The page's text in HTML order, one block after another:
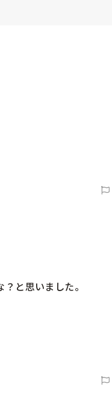
と思いました。